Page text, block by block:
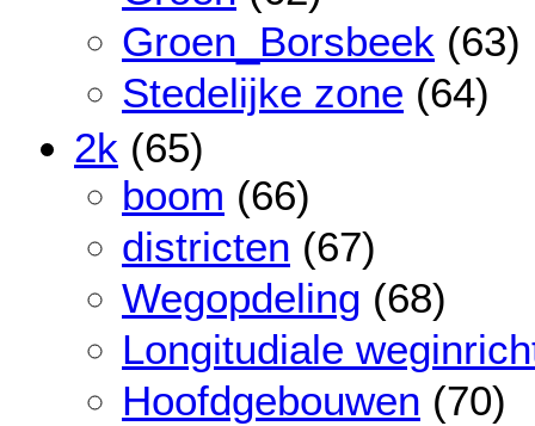
Groen_Borsbeek (63)
Stedelijke zone (64)
2k (65)
boom (66)
districten (67)
Wegopdeling (68)
Longitudiale
Hoofdgebouwen (70)